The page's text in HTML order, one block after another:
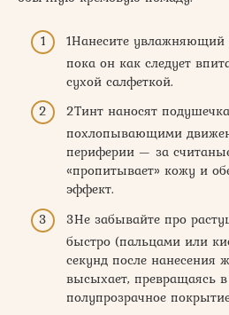
1Нанесите увлажняющий
пока он как следует
сухой салфеткой.
2Тинт наносят
похлопывающими
периферии — за
«пропитывает» кожу и
эффект.
3Не забывайте про
быстро (пальцами или
секунд после нанесения
высыхает, превращаясь
полупрозрачное